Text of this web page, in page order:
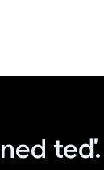
teď.